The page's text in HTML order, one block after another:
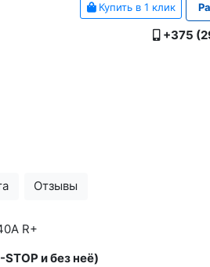
Купить в 1 клик
+375
Отзывы
R+
и без неё)